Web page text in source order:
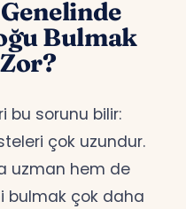
Bulmak
bu sorunu bilir:
çok uzundur.
uzman hem de
bulmak çok daha